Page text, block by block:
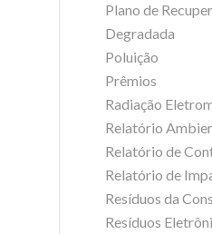
Plano de
Degradada
Poluição
Prêmios
Radiação
Relatório
Relatório de
Relatório de
Resíduos da
Resíduos